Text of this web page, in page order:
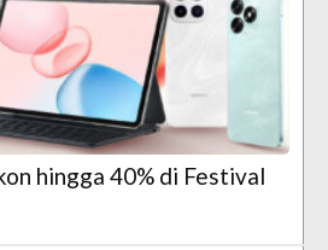
hingga 40% di Festival